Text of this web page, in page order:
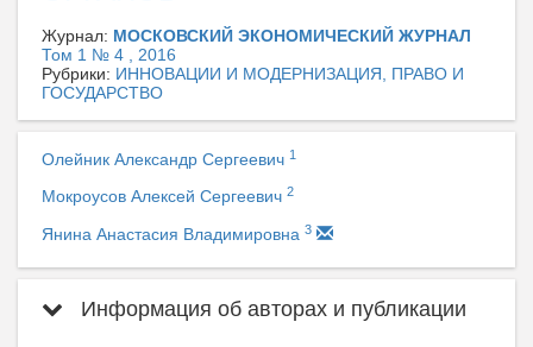
Журнал: МОСКОВСКИЙ ЭКОНОМИЧЕСКИЙ ЖУРНАЛ
Том 1 № 4 , 2016
Рубрики: ИННОВАЦИИ И МОДЕРНИЗАЦИЯ, ПРАВО И
ГОСУДАРСТВО
Олейник Александр Сергеевич 1
Мокроусов Алексей Сергеевич 2
Янина Анастасия Владимировна 3
Информация об авторах и публикации